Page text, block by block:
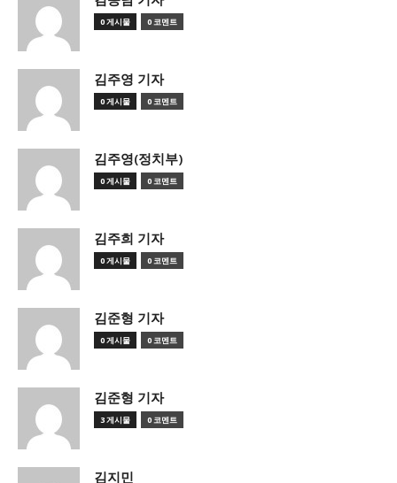
0 게시물 0 코멘트
김주영 기자
0 게시물 0 코멘트
김주영(정치부)
0 게시물 0 코멘트
김주희 기자
0 게시물 0 코멘트
김준형 기자
0 게시물 0 코멘트
김준형 기자
3 게시물 0 코멘트
김지민